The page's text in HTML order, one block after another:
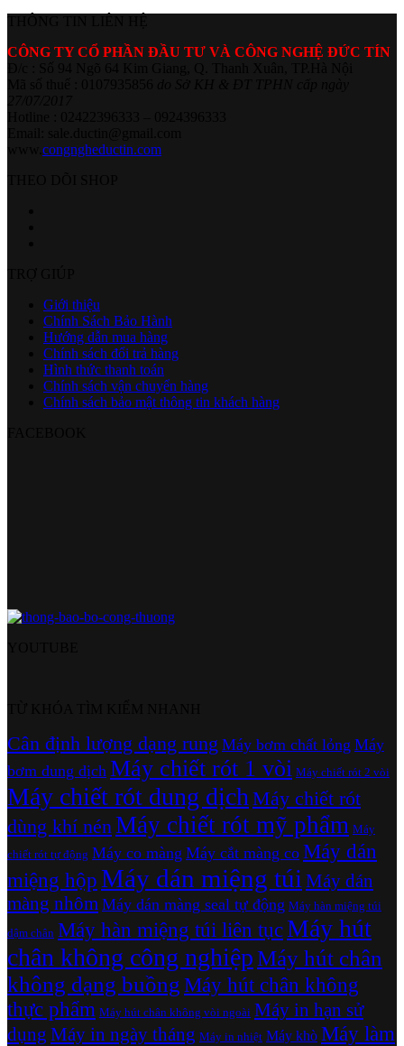
CÔNG TY CỔ PHẦN ĐẦU TƯ VÀ CÔNG NGHỆ ĐỨC TÍN
congngheductin.com
Giới thiệu
Chính Sách Bảo Hành
Hướng dẫn mua hàng
Chính sách đổi trả hàng
Hình thức thanh toán
Chính sách vận chuyển hàng
Chính sách bảo mật thông tin khách hàng
Cân định lượng dạng rung Máy bơm chất lỏng Máy
bơm dung dịch Máy chiết rót 1 vòi Máy chiết rót 2 vòi
Máy chiết rót dung dịchMáy chiết rót
dùng khí nénMáy chiết rót mỹ phẩm Máy
chiết rót tự động Máy co màng Máy cắt màng co Máy dán
miệng hộpMáy dán miệng túi Máy dán
màng nhôm Máy dán màng seal tự động Máy hàn miệng túi
dậm chân Máy hàn miệng túi liên tụcMáy hút
chân không công nghiệpMáy hút chân
không dạng buồngMáy hút chân không
thực phẩm Máy hút chân không vòi ngoài Máy in hạn sử
dụng Máy in ngày tháng Máy in nhiệt Máy khò Máy làm